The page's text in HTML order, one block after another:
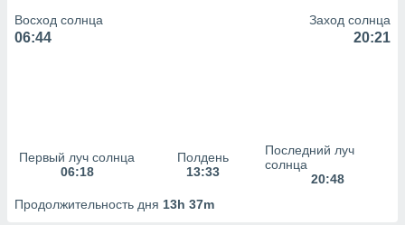
наших 1199
Восход солнца
06:44
Заход солнца
20:21
Первый луч солнца
06:18
Полдень
13:33
Последний луч
солнца
20:48
Продолжительность дня 13h 37m